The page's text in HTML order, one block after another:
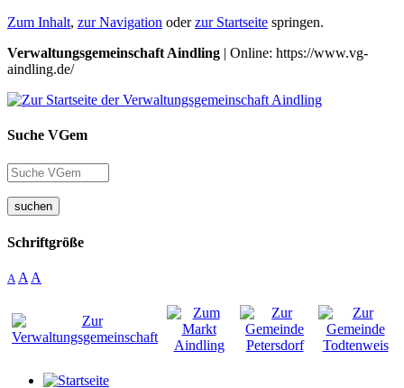
Zum Inhalt, zur Navigation oderzur Startseite springen.
Verwaltungsgemeinschaft Aindling | Online: https://www.vg-
aindling.de/
Suche VGem
suchen
Schriftgröße
A A A